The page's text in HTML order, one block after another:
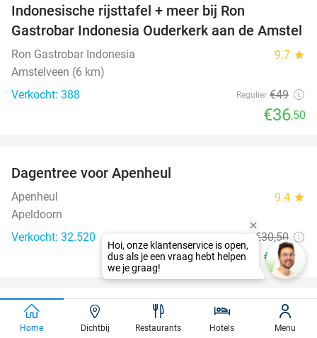
Indonesische rijsttafel + meer bij Ron
Gastrobar Indonesia Ouderkerk aan de Amstel
Ron Gastrobar Indonesia 9.7 star
Amstelveen (6 km)
Verkocht: 388
Regulier €49
€36,50
Dagentree voor Apenheul
Apenheul 9.4 star
Apeldoorn
Verkocht: 32.520
Regulier €30,50
€19,50
21%
favorite_border
All-You-Can-Eat Koreaanse BBQ + onbeperkt
Home Dichtbij Restaurants Hotels Menu